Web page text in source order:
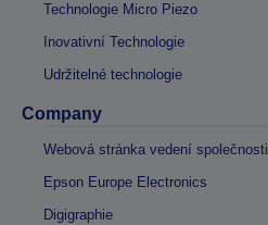
Technologie Micro Piezo
Inovativní Technologie
Udržitelné technologie
Company
Webová stránka vedení společnosti
Epson Europe Electronics
Digigraphie